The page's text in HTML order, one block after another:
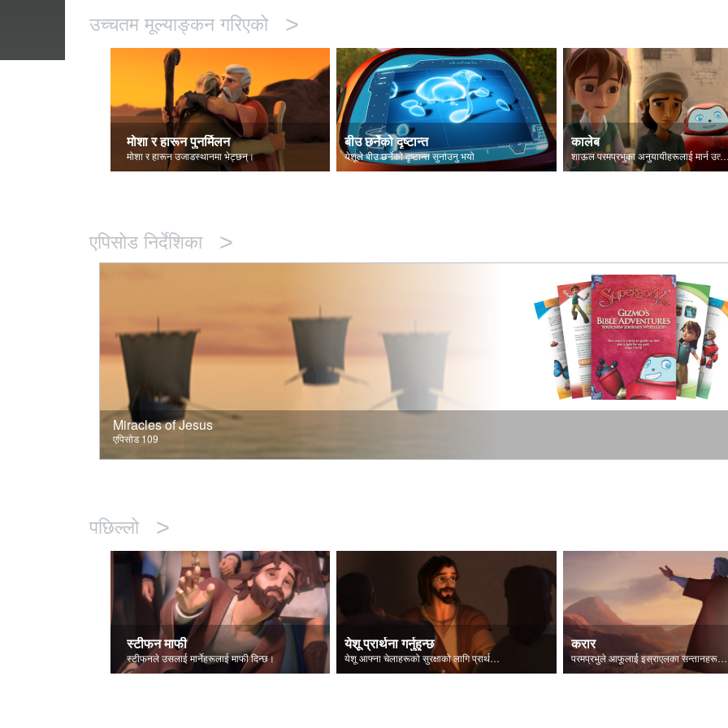
उच्चतम मूल्याङ्कन गरिएको >
मोशा र हारून पुनर्मिलन
मोशा र हारून उजाडस्थानमा भेट्छन्।
बीउ छर्नेको दृष्टान्त
येशूले बीउ छर्नेकाे दृष्टान्त सुनाउनु भयो
कालेब
शाऊल परमप्रभुका अनुयायीहरूलाई मार्न उत्सुक थिए।
एपिसोड निर्देशिका >
Miracles of Jesus
एपिसोड 109
पछिल्लो >
स्टीफन माफी
स्टीफनले उसलाई मार्नेहरूलाई माफी दिन्छ।
येशू प्रार्थना गर्नुहुन्छ
येशू आफ्ना चेलाहरूको सुरक्षाको लागि प्रार्थना गर्नुहुन्छ।
करार
परमप्रभुले आफूलाई इस्राएलका सन्तानहरूलाई प्रकट गर्नुहुन्छ।